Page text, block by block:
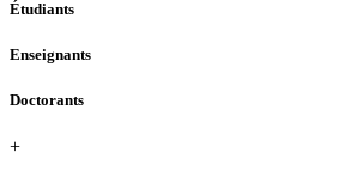
Étudiants
Enseignants
Doctorants
+